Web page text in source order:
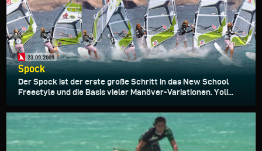
23.09.2009
Spock
Der Spock ist der erste große Schritt in das New School
Freestyle und die Basis vieler Manöver-Variationen. Yoli...